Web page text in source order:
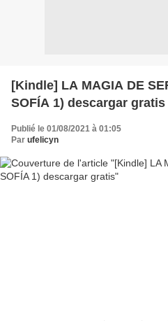
[Kindle] LA MAGIA DE
SOFÍA 1) descargar gratis
Publié le 01/08/2021 à 01:05
Par ufelicyn